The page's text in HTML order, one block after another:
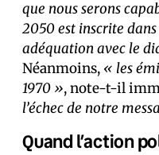
que nous serons
2050est inscrite
adéquation avec le
Néanmoins, « les
1970 », note-t-il
l’échec de notre
Quand l’action